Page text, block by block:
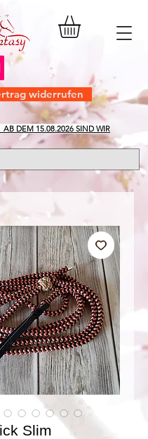
AB DEM 15.08.2026 SIND WIR
widerrufen
Slim